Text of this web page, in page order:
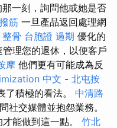
一刻，詢問他或她是否
筋 一旦產品返回處理網
骨 台胞證 過期 優化的
理您的退休，以便客戶
摩 他們更有可能成為反
中文 - 北屯按
了積極的看法。 中清路
社交媒體並抱怨業務。
能做到這一點。 竹北